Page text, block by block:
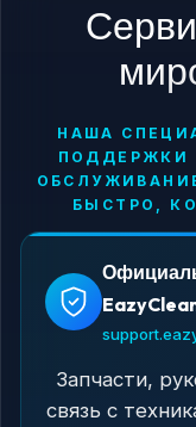
НАША
ПОДДЕРЖКИ
БЫСТРО,
Запчасти,
связь с